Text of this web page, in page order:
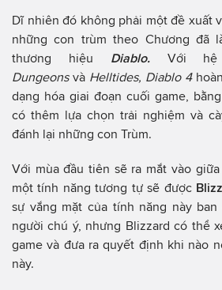
Dĩ nhiên đó không phải một đề xuất
những con trùm theo Chương đã
thương hiệu Diablo. Với
Dungeons và Helltides, Diablo 4
dạng hóa giai đoạn cuối game,
có thêm lựa chọn trải nghiệm và
đánh lại những con Trùm.
Với mùa đầu tiên sẽ ra mắt vào
một tính năng tương tự sẽ được
sự vắng mặt của tính năng này
người chú ý, nhưng Blizzard có thể
game và đưa ra quyết định khi nào
này.